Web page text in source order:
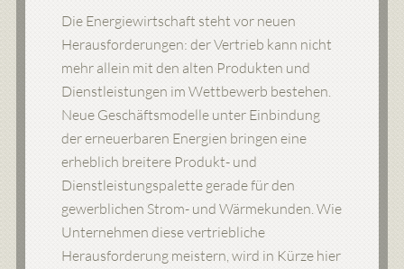
Die Energiewirtschaft steht vor neuen
Herausforderungen: der Vertrieb kann nicht
mehr allein mit den alten Produkten und
Dienstleistungen im Wettbewerb bestehen.
Neue Geschäftsmodelle unter Einbindung
der erneuerbaren Energien bringen eine
erheblich breitere Produkt- und
Dienstleistungspalette gerade für den
gewerblichen Strom- und Wärmekunden. Wie
Unternehmen diese vertriebliche
Herausforderung meistern, wird in Kürze hier